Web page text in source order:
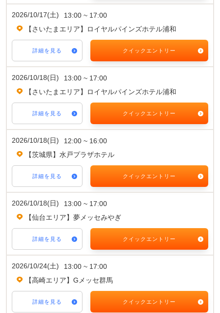
2026/10/17(土)
13:00 ~ 17:00
【さいたまエリア】ロイヤルパインズホテル浦和
詳細を見る クイックエントリー
2026/10/18(日)
13:00 ~ 17:00
【さいたまエリア】ロイヤルパインズホテル浦和
詳細を見る クイックエントリー
2026/10/18(日)
12:00 ~ 16:00
【茨城県】水戸プラザホテル
詳細を見る クイックエントリー
2026/10/18(日)
13:00 ~ 17:00
【仙台エリア】夢メッセみやぎ
詳細を見る クイックエントリー
2026/10/24(土)
13:00 ~ 17:00
【高崎エリア】Gメッセ群馬
詳細を見る クイックエントリー